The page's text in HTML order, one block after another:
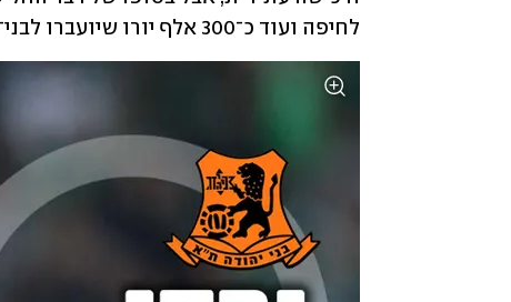
לחיפה ועוד כ־300 אלף יורו שיועברו לבני־יהודה.